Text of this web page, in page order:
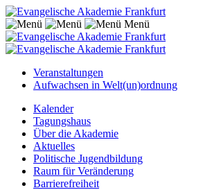
Menü
Veranstaltungen
Aufwachsen in Welt(un)ordnung
Kalender
Tagungshaus
Über die Akademie
Aktuelles
Politische Jugendbildung
Raum für Veränderung
Barrierefreiheit